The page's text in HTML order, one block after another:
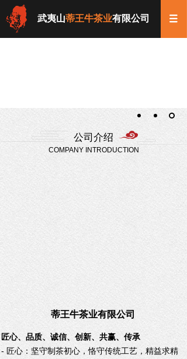
武夷山蒂王牛茶业有限公司
公司介绍
COMPANY INTRODUCTION
蒂王牛茶业有限公司
匠心、品质、诚信、创新、共赢、传承
- 匠心：坚守制茶初心，恪守传统工艺，精益求精